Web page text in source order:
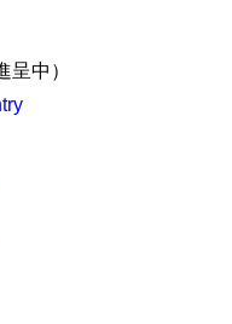
呈中）